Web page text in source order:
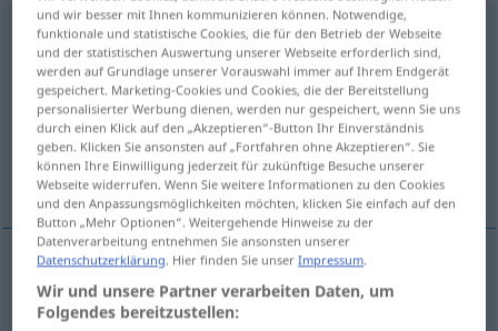
Ausgeprägtheitf <Ausgeprägtheit;keinpl>
Übersicht aller Übersetzungen
(Für mehr Details die Übersetzung anklicken/antippen)
markedness, distinctness, distinctiveness,
prominence
markedness Ausgeprägtheit
und wir besser mit Ihnen kommunizieren können. Notwendige,
funktionale und statistische Cookies, die für den Betrieb der Webseite
und der statistischen Auswertung unserer Webseite erforderlich sind,
werden auf Grundlage unserer Vorauswahl immer auf Ihrem Endgerät
gespeichert. Marketing-Cookies und Cookies, die der Bereitstellung
personalisierter Werbung dienen, werden nur gespeichert, wenn Sie uns
durch einen Klick auf den „Akzeptieren“-Button Ihr Einverständnis
geben. Klicken Sie ansonsten auf „Fortfahren ohne Akzeptieren“. Sie
können Ihre Einwilligung jederzeit für zukünftige Besuche unserer
Webseite widerrufen. Wenn Sie weitere Informationen zu den Cookies
und den Anpassungsmöglichkeiten möchten, klicken Sie einfach auf den
Button „Mehr Optionen“. Weitergehende Hinweise zu der
Datenverarbeitung entnehmen Sie ansonsten unserer
Datenschutzerklärung. Hier finden Sie unserImpressum.
Wir und unsere Partner verarbeiten Daten, um
Folgendes bereitzustellen: